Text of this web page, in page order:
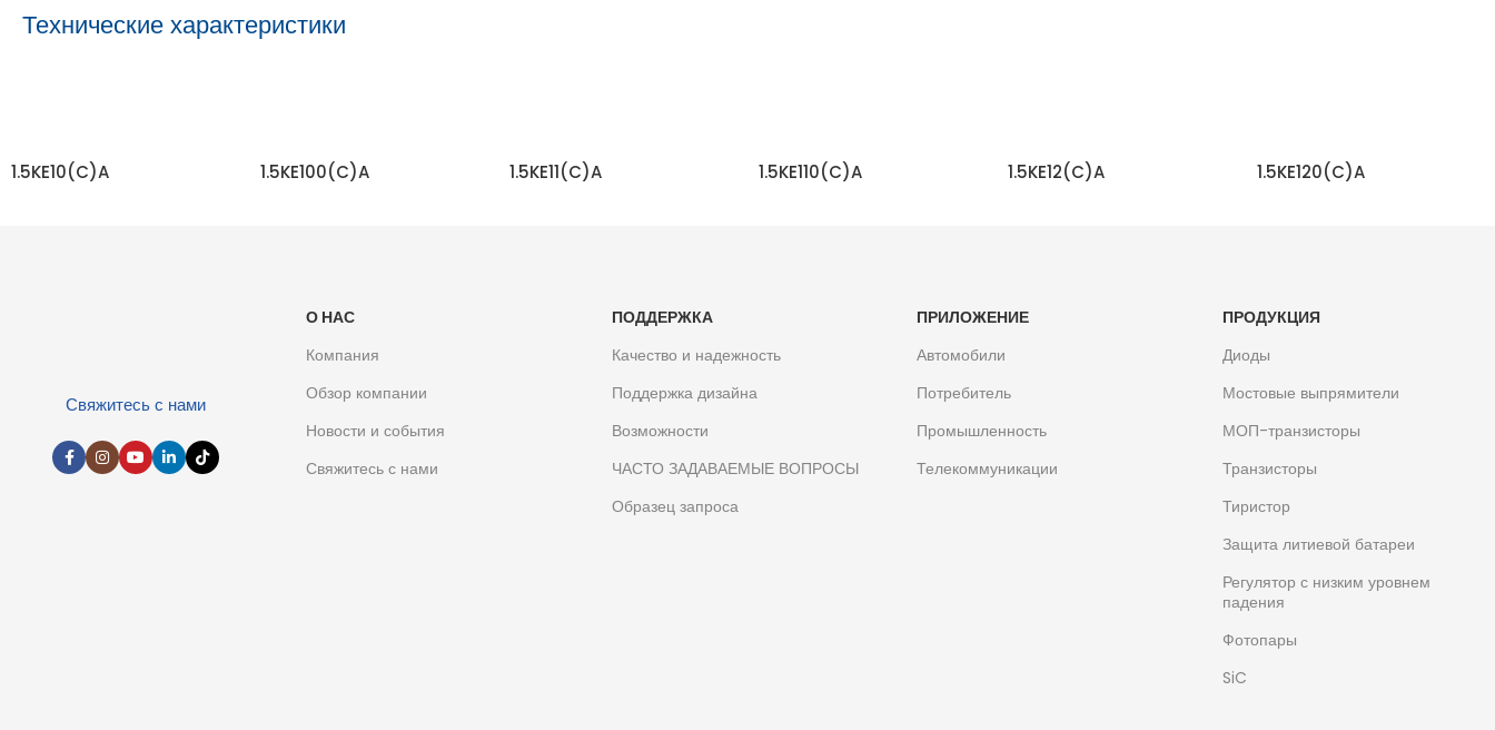
Технические характеристики
1.5KE10(C)A 1.5KE100(C)A 1.5KE11(C)A 1.5KE110(C)A 1.5KE12(C)A 1.5KE120(C)A
Свяжитесь с нами
О НАС
Компания
Обзор компании
Новости и события
Свяжитесь с нами
ПОДДЕРЖКА
Качество и надежность
Поддержка дизайна
Возможности
ЧАСТО ЗАДАВАЕМЫЕ ВОПРОСЫ
Образец запроса
ПРИЛОЖЕНИЕ
Автомобили
Потребитель
Промышленность
Телекоммуникации
ПРОДУКЦИЯ
Диоды
Мостовые выпрямители
МОП-транзисторы
Транзисторы
Тиристор
Защита литиевой батареи
Регулятор с низким уровнем
падения
Фотопары
SiC